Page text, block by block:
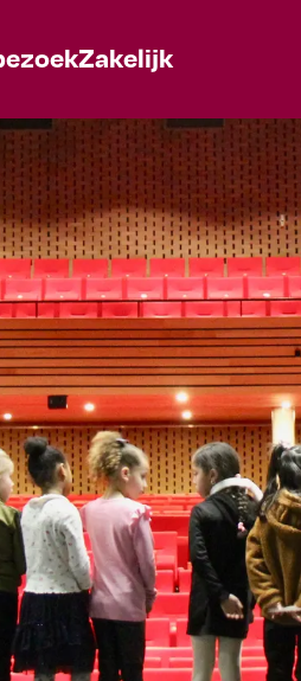
Zakelijk